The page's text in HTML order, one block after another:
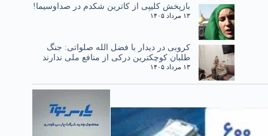
بازپخش کلیپی از کاترین شکدم در صداوسیما!
۱۳ مرداد ۱۴۰۵
کروبی در دیدار با فضل الله صلواتی: جنگ
طلبان کوچکترین درکی از منافع ملی ندارند
۱۳ مرداد ۱۴۰۵